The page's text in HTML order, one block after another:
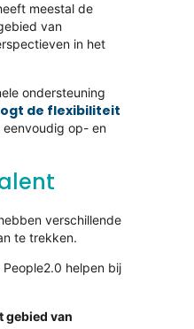
meestal de
van
in het
ondersteuning
de flexibiliteit
eenvoudig op- en
verschillende
te trekken.
helpen bij
gebied van